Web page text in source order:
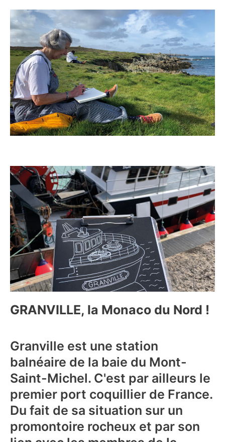
GRANVILLE, la Monaco du Nord !
Granville est une station
balnéaire de la baie du Mont-
Saint-Michel. C'est par ailleurs le
premier port coquillier de France.
Du fait de sa situation sur un
promontoire rocheux et par son